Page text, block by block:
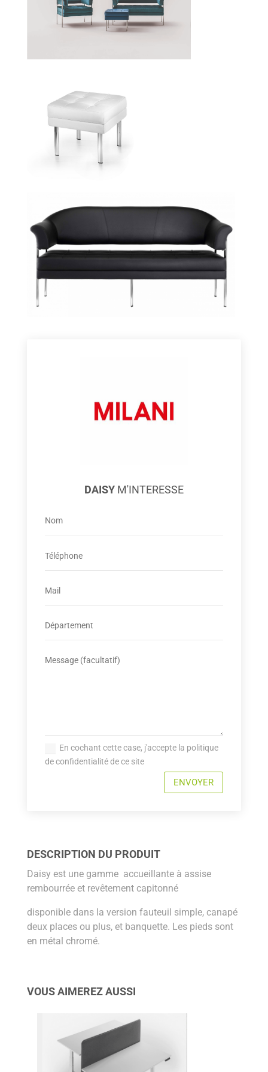
DAISY
En cochant cette case, j'accepte la politique
de confidentialité de ce site
ENVOYER
DESCRIPTION DU PRODUIT
Daisy est une gamme accueillante à assise
rembourrée et revêtement capitonné
disponible dans la version fauteuil simple, canapé
deux places ou plus, et banquette. Les pieds sont
en métal chromé.
VOUS AIMEREZ AUSSI